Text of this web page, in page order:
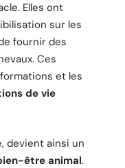
Elles ont
sur les
fournir des
Ces
et les
de vie
devient ainsi un
être animal.